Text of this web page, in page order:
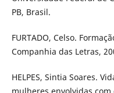
PB, Brasil.
FURTADO, Celso.
Companhia das Letras,
HELPES, Sintia Soares.
mulheres envolvidas